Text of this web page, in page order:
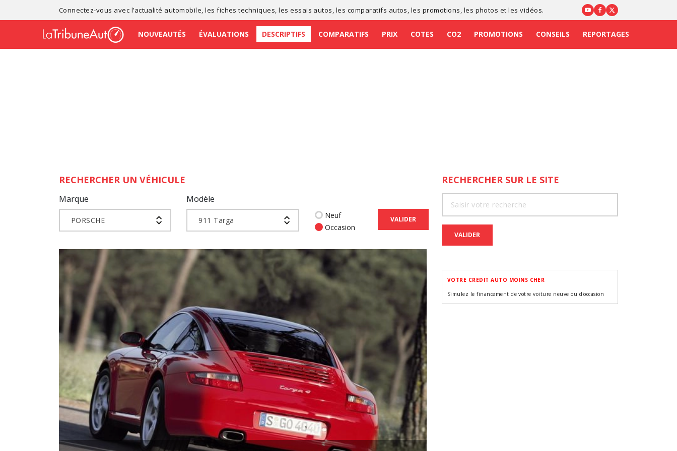
Connectez-vous avec l’actualité automobile , lesfiches techniques , lesessais autos , les comparatifs autos , les promotions , les photos et les vidéos.
NOUVEAUTÉS ÉVALUATIONS DESCRIPTIFS COMPARATIFS PRIX COTES CO2 PROMOTIONS CONSEILS REPORTAGES
RECHERCHER UN VÉHICULE
Marque
PORSCHE
Modèle
911 Targa
Neuf
Occasion
VALIDER
RECHERCHER SUR LE SITE
VALIDER
VOTRE CREDIT AUTO MOINS CHER
Simulez le financement de votre voiture neuve ou d'occasion